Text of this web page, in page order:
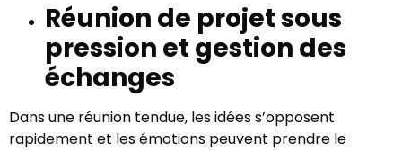
Réunion de projet sous
pression et gestion des
échanges
Dans une réunion tendue, les idées s’opposent
rapidement et les émotions peuvent prendre le